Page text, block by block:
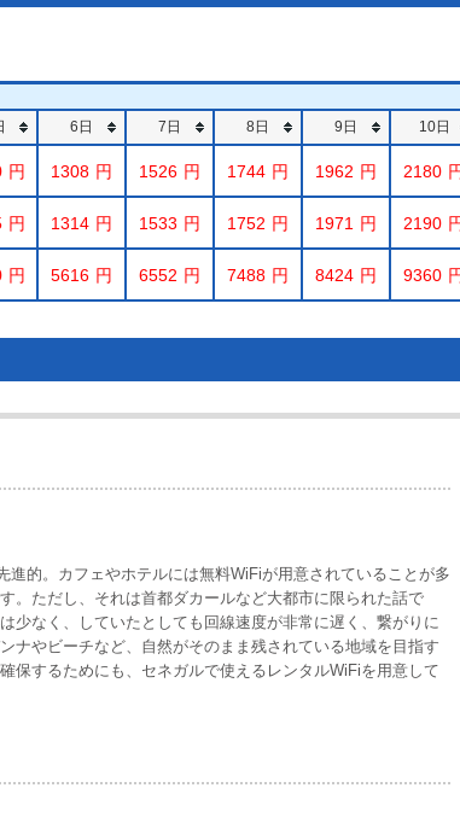
6日 7日 8日 9日 10日
1308 1526 1744 1962 2180
1314 1533 1752 1971 2190
5616 6552 7488 8424 9360
的。カフェやホテルには無料WiFiが用意されていることが多
。ただし、それは首都ダカールなど大都市に限られた話で
少なく、していたとしても回線速度が非常に遅く、繋がりに
ナやビーチなど、自然がそのまま残されている地域を目指す
保するためにも、セネガルで使えるレンタルWiFiを用意して